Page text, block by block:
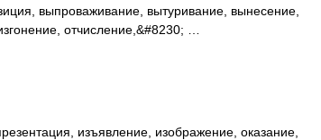
выпроваживание, вытуривание, вынесение,
отчисление,&#8230; …
изъявление, изображение, оказание,